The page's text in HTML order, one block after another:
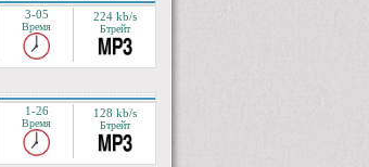
3-05
Время
224 kb/s
Бтрейт
1-26
Время
128 kb/s
Бтрейт